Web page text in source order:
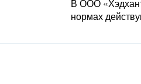
В ООО
нормах